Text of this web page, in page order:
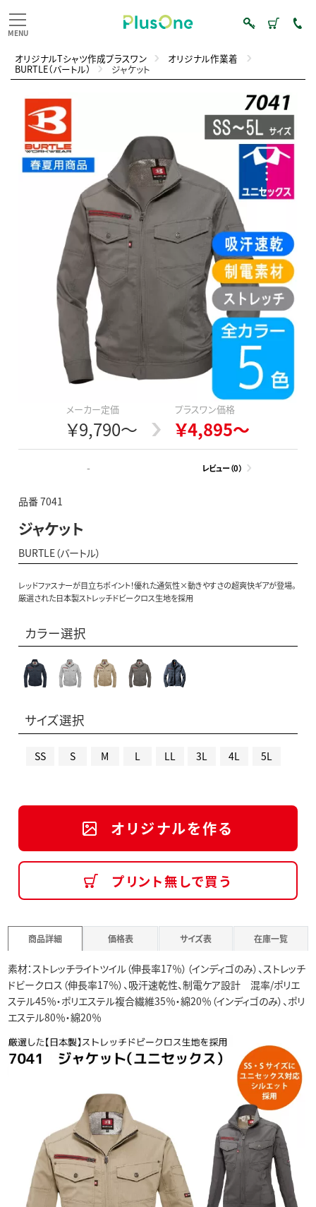
オリジナルTシャツ作成プラスワン オリジナル作業着
BURTLE（バートル） ジャケット
メーカー定価
￥9,790～
プラスワン価格
￥4,895～
- レビュー（0）
品番 7041
ジャケット
BURTLE（バートル）
レッドファスナーが目立ちポイント！優れた通気性×動きやすさの超爽快ギアが登場。
厳選された日本製ストレッチドビークロス生地を採用
カラー選択
サイズ選択
SS S M L LL 3L 4L 5L
オリジナルを作る
プリント無しで買う
商品詳細 価格表 サイズ表 在庫一覧
素材：ストレッチライトツイル（伸長率17％）（インディゴのみ）、ストレッチ
ドビークロス（伸長率17％）、吸汗速乾性、制電ケア設計 混率/ポリエ
ステル45％・ポリエステル複合繊維35％・綿20％（インディゴのみ）、ポリ
エステル80％・綿20％